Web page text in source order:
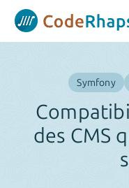
Symfony
des CMS
Panneau de gestion des